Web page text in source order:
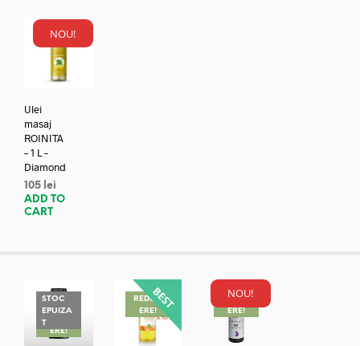
NOU!
Ulei
masaj
ROINITA
– 1 L –
Diamond
105 lei
ADD TO
CART
STOC
EPUIZA
TREDUC
ERE!
REDUC
ERE!
NOU!
REDUC
ERE!